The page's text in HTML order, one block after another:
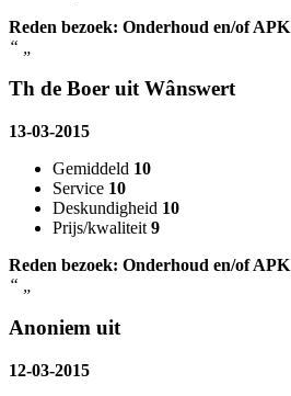
Reden bezoek: Onderhoud en/of APK
“
Th de Boer uit Wânswert
13-03-2015
Gemiddeld 10
Service 10
Deskundigheid 10
Prijs/kwaliteit 9
Reden bezoek: Onderhoud en/of APK
“
Anoniem uit
12-03-2015